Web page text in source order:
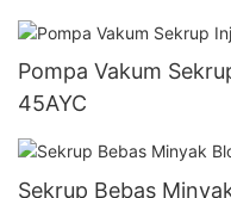
Pompa Vakum
45AYC
Sekrup Bebas